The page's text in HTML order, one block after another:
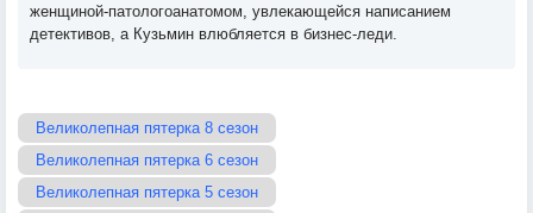
женщиной-патологоанатомом, увлекающейся написанием
детективов, а Кузьмин влюбляется в бизнес-леди.
Великолепная пятерка 8 сезон
Великолепная пятерка 6 сезон
Великолепная пятерка 5 сезон